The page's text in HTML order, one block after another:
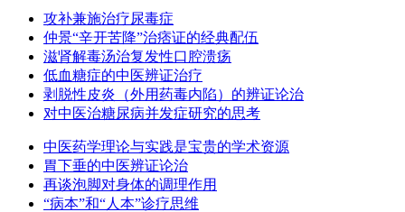
攻补兼施治疗尿毒症
仲景“辛开苦降”治痞证的经典配伍
滋肾解毒汤治复发性口腔溃疡
低血糖症的中医辨证治疗
剥脱性皮炎（外用药毒内陷）的辨证论治
对中医治糖尿病并发症研究的思考
中医药学理论与实践是宝贵的学术资源
胃下垂的中医辨证论治
再谈泡脚对身体的调理作用
“病本”和“人本”诊疗思维